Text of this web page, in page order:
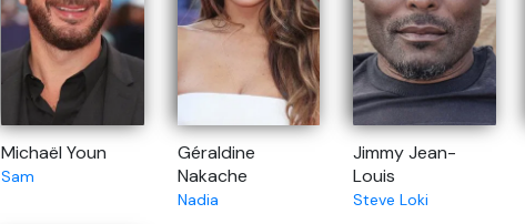
Michaël Youn
Sam
Géraldine
Nakache
Nadia
Jimmy Jean-
Louis
Steve Loki